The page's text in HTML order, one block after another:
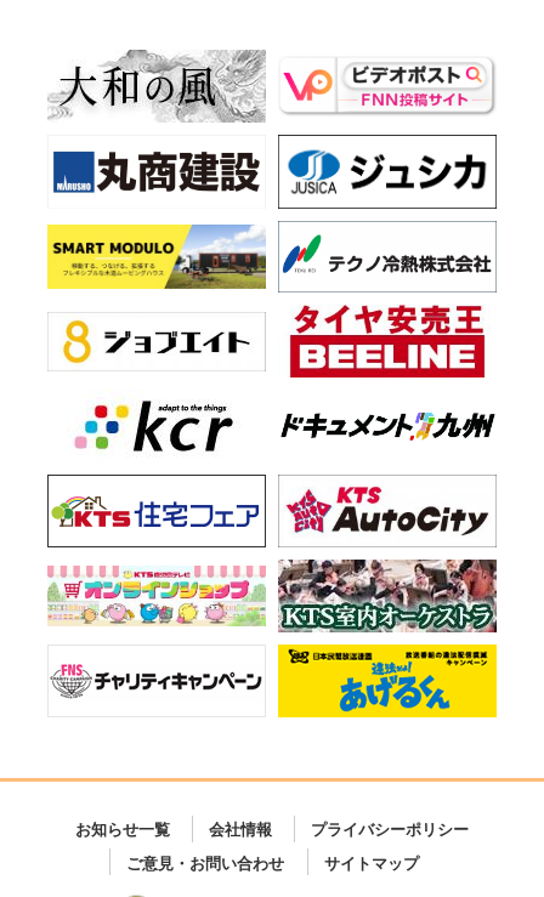
お知らせ一覧 会社情報
プライバシーポリシー
ご意見・お問い合わせ
サイトマップ